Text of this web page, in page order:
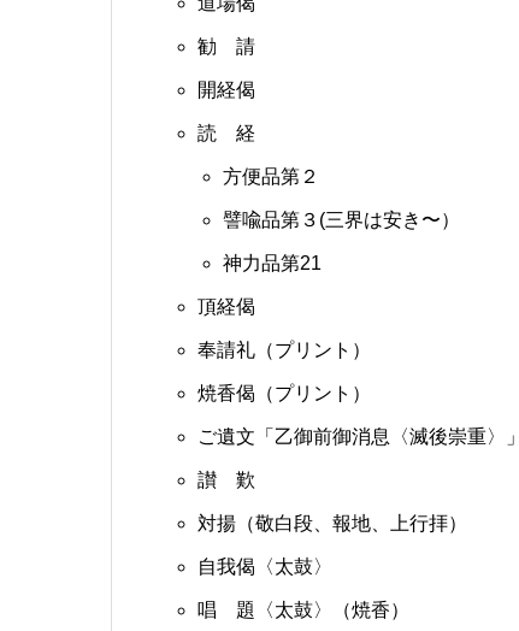
勧 請
開経偈
読 経
方便品第２
譬喩品第３(三界は安き〜）
神力品第21
頂経偈
奉請礼（プリント）
焼香偈（プリント）
ご遺文「乙御前御消息〈滅後崇重〉」
讃 歎
対揚（敬白段、報地、上行拝）
自我偈〈太鼓〉
唱 題〈太鼓〉（焼香）